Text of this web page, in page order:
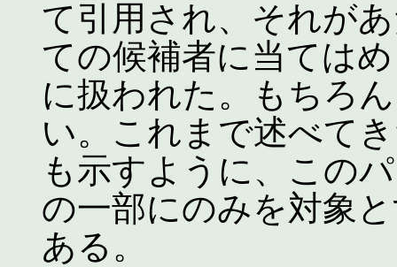
て引用され、それが
ての候補者に当ては
に扱われた。もちろ
い。これまで述べて
も示すように、この
の一部にのみを対象
ある。